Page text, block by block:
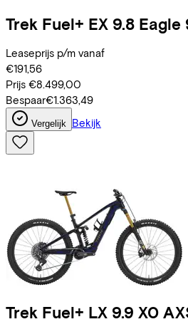
Trek Fuel+ EX 9.8
Leaseprijs p/m vanaf
€191,56
Prijs €8.499,00
Bespaar€1.363,49
Vergelijk Bekijk
Trek Fuel+ LX 9.9 X0